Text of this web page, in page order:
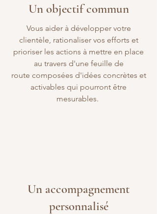
Un objectif commun
Vous aider à développer votre
clientèle, rationaliser vos efforts et
prioriser les actions à mettre en place
au travers d'une feuille de
route composées d'idées concrètes et
activables qui pourront être
mesurables.
Un accompagnement
personnalisé